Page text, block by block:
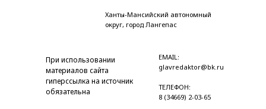
Ханты-Мансийский автономный
округ, город Лангепас
EMAIL:
glavredaktor@bk.ru
ТЕЛЕФОН:
8 (34669) 2-03-65
При использовании
материалов сайта
гиперссылка на источник
обязательна